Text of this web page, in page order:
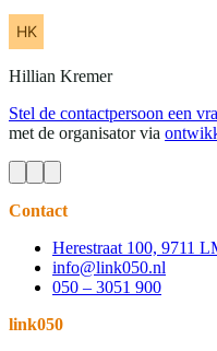
Hillian Kremer
Stel de contactpersoon een
met de organisator via
Contact
Herestraat 100, 9711
info@link050.nl
050 – 3051 900
link050